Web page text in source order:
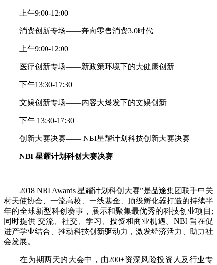
上午9:00-12:00
消费创新专场——奔向零售消费3.0时代
上午9:00-12:00
医疗创新专场——新政策环境下的大健康创新
下午13:30-17:30
文娱创新专场——内容大爆发下的文娱创新
下午 13:30-17:30
创新大赛决赛—— NBI星耀计划科技创新大赛决赛
NBI 星耀计划科创大赛决赛
2018 NBI Awards 星耀计划科创大赛”是品途集团联手中关
村天使协会、一流高校、一线基金、顶级孵化器打造的持续半
年的全球新型科创赛事，展示和聚集最优秀的科技创业项目;
同时提供 交流、社交、学习、投资和商业机遇。NBI 旨在促
进产学业结合、推动科技创新驱动力，激发经济活力、助力社
会发展。
在为期两天的大会中，由200+资深风险投资人及行业专